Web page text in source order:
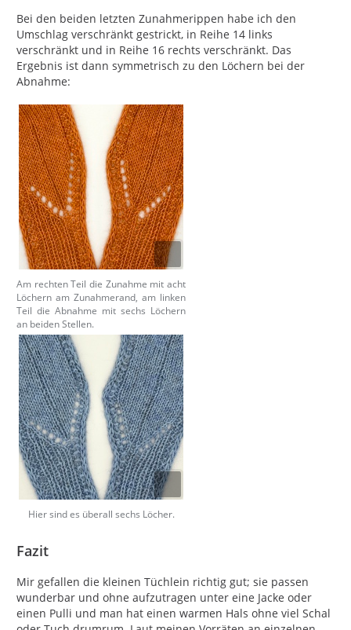
Bei den beiden letzten Zunahmerippen habe ich den
Umschlag verschränkt gestrickt, in Reihe 14 links
verschränkt und in Reihe 16 rechts verschränkt. Das
Ergebnis ist dann symmetrisch zu den Löchern bei der
Abnahme:
Am rechten Teil die Zunahme mit acht
Löchern am Zunahmerand, am linken
Teil die Abnahme mit sechs Löchern
an beiden Stellen.
Hier sind es überall sechs Löcher.
Fazit
Mir gefallen die kleinen Tüchlein richtig gut; sie passen
wunderbar und ohne aufzutragen unter eine Jacke oder
einen Pulli und man hat einen warmen Hals ohne viel Schal